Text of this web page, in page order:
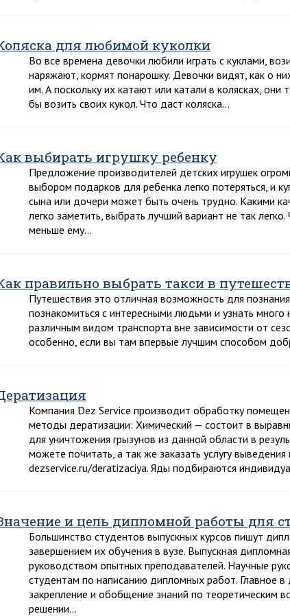
для любимой куколки
Во все времена девочки любили играть с куклами,
наряжают, кормят понарошку. Девочки видят, как о
им. А поскольку их катают или катали в колясках,
бы возить своих кукол. Что даст коляска…
выбирать игрушку ребенку
Предложение производителей детских игрушек
выбором подарков для ребенка легко потеряться, и
сына или дочери может быть очень трудно. Какими
легко заметить, выбрать лучший вариант не так
меньше ему…
правильно выбрать такси в
Путешествия это отличная возможность для
познакомиться с интересными людьми и узнать
различным видом транспорта вне зависимости от
особенно, если вы там впервые лучшим способом
Компания Dez Service производит обработку
методы дератизации: Химический — состоит в
для уничтожения грызунов из данной области в
можете почитать, а так же заказать услугу
dezservice.ru/deratizaciya. Яды подбираются
и цель дипломной работы для
Большинство студентов выпускных курсов пишут
завершением их обучения в вузе. Выпускная
руководством опытных преподавателей. Научные
студентам по написанию дипломных работ. Главное
закрепление и обобщение знаний по теоретическим
решении…